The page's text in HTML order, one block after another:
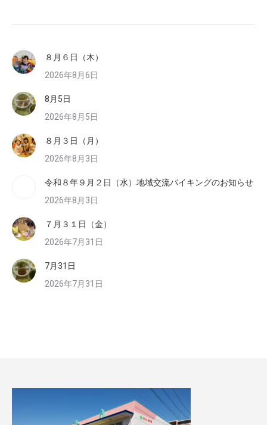
８月６日（木）
2026年8月6日
8月5日
2026年8月5日
８月３日（月）
2026年8月3日
令和８年９月２日（水）地域交流バイキングのお知らせ
2026年8月3日
７月３１日（金）
2026年7月31日
7月31日
2026年7月31日